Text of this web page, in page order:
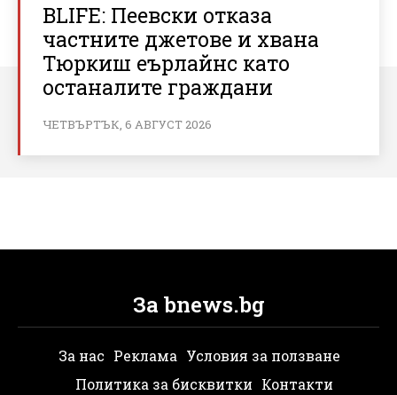
BLIFE: Пеевски отказа
частните джетове и хвана
Тюркиш еърлайнс като
останалите граждани
ЧЕТВЪРТЪК, 6 АВГУСТ 2026
За bnews.bg
За нас Реклама Условия за ползване
Политика за бисквитки Контакти